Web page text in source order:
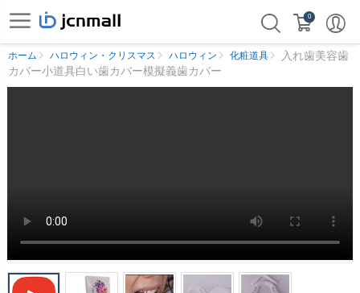
0
ホーム ハロウィン・クリスマス ハロウィン 化粧道具
入れ歯美容歯
カバー小道具白い歯カバー模擬義歯カバー